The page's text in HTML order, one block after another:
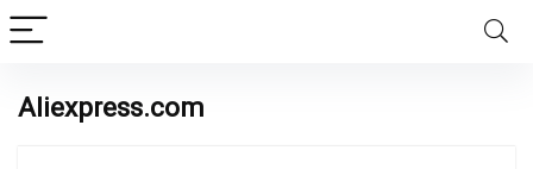
Aliexpress.com